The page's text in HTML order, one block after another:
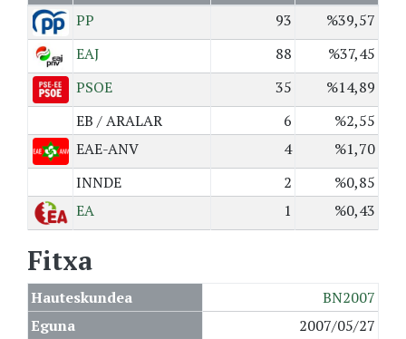
PP
93
%39,57
EAJ
88
%37,45
PSOE
35
%14,89
EB / ARALAR
6
%2,55
EAE-ANV
4
%1,70
INNDE
2
%0,85
EA
1 %0,43
Fitxa
Hauteskundea
BN2007
Eguna
2007/05/27